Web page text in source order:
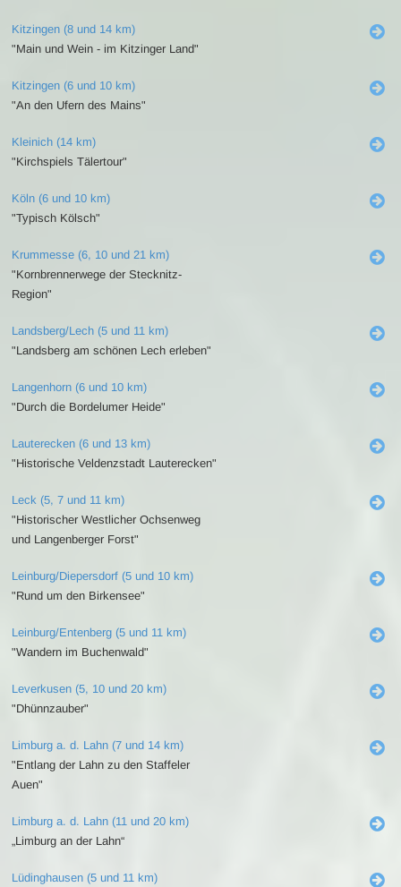
Kitzingen (8 und 14 km)
"Main und Wein - im Kitzinger Land"
Kitzingen (6 und 10 km)
"An den Ufern des Mains"
Kleinich (14 km)
"Kirchspiels Tälertour"
Köln (6 und 10 km)
"Typisch Kölsch"
Krummesse (6, 10 und 21 km)
"Kornbrennerwege der Stecknitz-
Region"
Landsberg/Lech (5 und 11 km)
"Landsberg am schönen Lech erleben"
Langenhorn (6 und 10 km)
"Durch die Bordelumer Heide"
Lauterecken (6 und 13 km)
"Historische Veldenzstadt Lauterecken"
Leck (5, 7 und 11 km)
"Historischer Westlicher Ochsenweg
und Langenberger Forst"
Leinburg/Diepersdorf (5 und 10 km)
"Rund um den Birkensee"
Leinburg/Entenberg (5 und 11 km)
"Wandern im Buchenwald"
Leverkusen (5, 10 und 20 km)
"Dhünnzauber"
Limburg a. d. Lahn (7 und 14 km)
"Entlang der Lahn zu den Staffeler
Auen"
Limburg a. d. Lahn (11 und 20 km)
„Limburg an der Lahn“
Lüdinghausen (5 und 11 km)